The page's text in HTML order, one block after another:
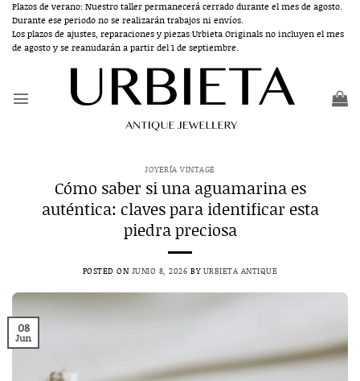
Saltar
contenido
Plazos de verano: Nuestro taller permanecerá cerrado durante el mes de agosto.
Durante ese periodo no se realizarán trabajos ni envíos.
Los plazos de ajustes, reparaciones y piezas Urbieta Originals no incluyen el mes
de agosto y se reanudarán a partir del 1 de septiembre.
JOYERÍA VINTAGE
Cómo saber si una aguamarina es
auténtica: claves para identificar esta
piedra preciosa
POSTED ON JUNIO 8, 2026 BY URBIETA ANTIQUE
08
Jun